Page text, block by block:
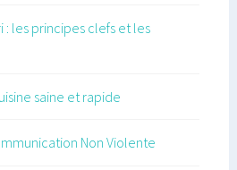
: les principes clefs et les
saine et rapide
Non Violente